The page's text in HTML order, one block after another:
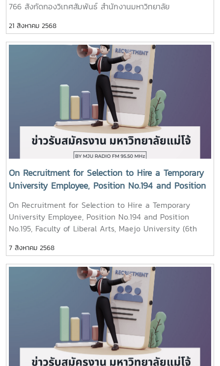
766 สังกัดกองวิเทศสัมพันธ์ สำนักงานมหาวิทยาลัย
21 สิงหาคม 2568
On Recruitment for Selection to Hire a Temporary
University Employee, Position No.194 and Position
(6th Round)
On Recruitment for Selection to Hire a Temporary
University Employee, Position No.194 and Position
No.195, Faculty of Liberal Arts, Maejo University (6th
7 สิงหาคม 2568